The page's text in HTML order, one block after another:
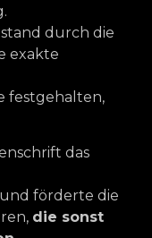
durch die
exakte
festgehalten,
das
förderte die
die sonst